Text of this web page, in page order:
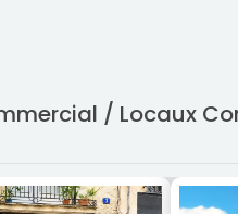
/ Locaux